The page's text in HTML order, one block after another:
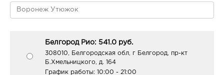
Белгород Рио: 541.0 руб.
308010, Белгородская обл, г Белгород, пр-кт
Б.Хмельницкого, д. 164
График работы: 10:00 - 21:00